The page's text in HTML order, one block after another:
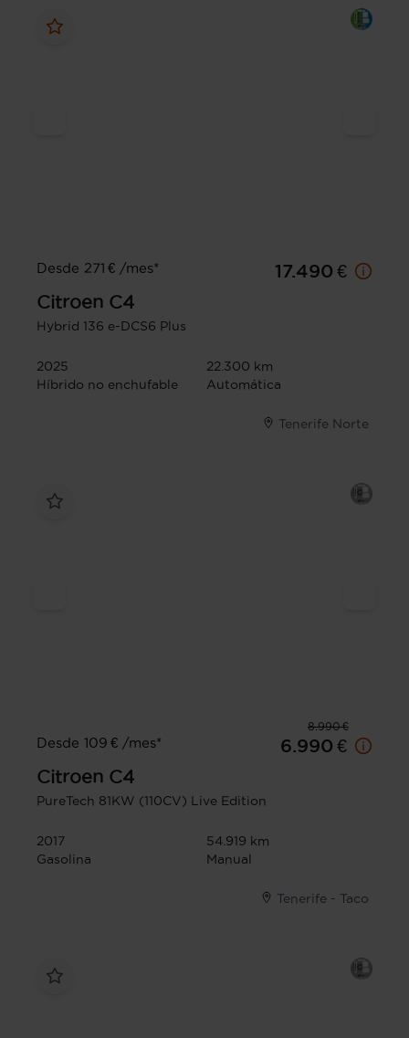
Desde 271 € /mes*
17.490 €
Citroen C4
Hybrid 136 e-DCS6 Plus
2025
22.300 km
Híbrido no enchufable
Automática
Tenerife Norte
8.990 €
Desde 109 € /mes*
6.990 €
Citroen C4
PureTech 81KW (110CV) Live Edition
2017
54.919 km
Gasolina
Manual
Tenerife - Taco